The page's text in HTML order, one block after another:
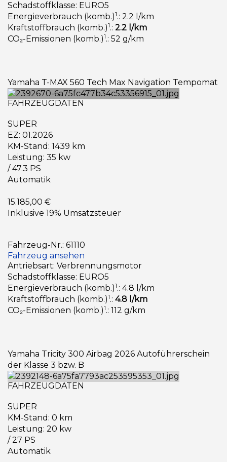
Schadstoffklasse: EURO5
Energieverbrauch (komb.)1.: 2.2 l/km
Kraftstoffbrauch (komb.)1.: 2.2 l/km
CO₂-Emissionen (komb.)1.: 52 g/km
Yamaha T-MAX 560 Tech Max Navigation Tempomat
FAHRZEUGDATEN
SUPER
EZ: 01.2026
KM-Stand: 1439 km
Leistung: 35 kw
/ 47.3 PS
Automatik
15.185,00 €
Inklusive 19% Umsatzsteuer
Fahrzeug-Nr.: 61110
Fahrzeug ansehen
Antriebsart: Verbrennungsmotor
Schadstoffklasse: EURO5
Energieverbrauch (komb.)1.: 4.8 l/km
Kraftstoffbrauch (komb.)1.: 4.8 l/km
CO₂-Emissionen (komb.)1.: 112 g/km
Yamaha Tricity 300 Airbag 2026 Autoführerschein
der Klasse 3 bzw. B
FAHRZEUGDATEN
SUPER
KM-Stand: 0 km
Leistung: 20 kw
/ 27 PS
Automatik